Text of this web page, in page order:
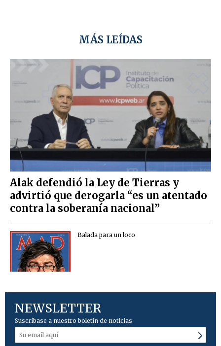
MÁS LEÍDAS
Alak defendió la Ley de Tierras y
advirtió que derogarla “es un atentado
contra la soberanía nacional”
Balada para un loco
NEWSLETTER
Suscríbase a nuestro boletín de noticias